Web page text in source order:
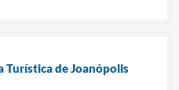
Turística de Joanópolis